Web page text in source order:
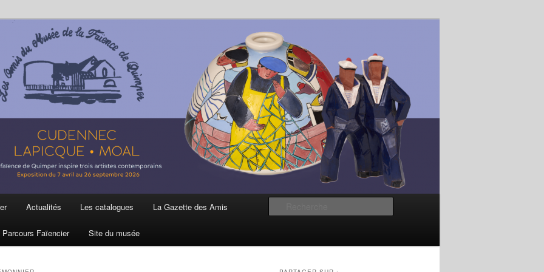
et de la Faïence de Quimper
Actualités Les catalogues La Gazette des Amis
Parcours Faïencier Site du musée